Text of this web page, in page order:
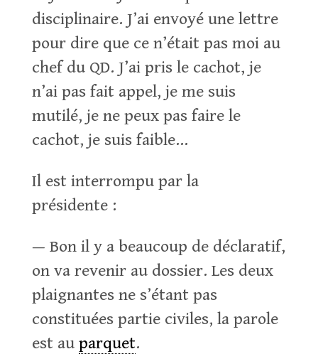
disciplinaire. J’ai envoyé une lettre
pour dire que ce n’était pas moi au
chef du QD. J’ai pris le cachot, je
n’ai pas fait appel, je me suis
mutilé, je ne peux pas faire le
cachot, je suis faible…
Il est interrompu par la
présidente :
— Bon il y a beaucoup de déclaratif,
on va revenir au dossier. Les deux
plaignantes ne s’étant pas
constituées partie civiles, la parole
est au parquet.